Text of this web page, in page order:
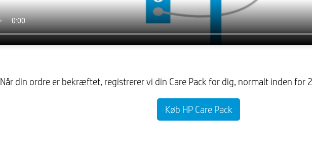
Når din ordre er bekræftet, registrerer vi din Care Pack for dig, normalt inden for
Køb HP Care Pack